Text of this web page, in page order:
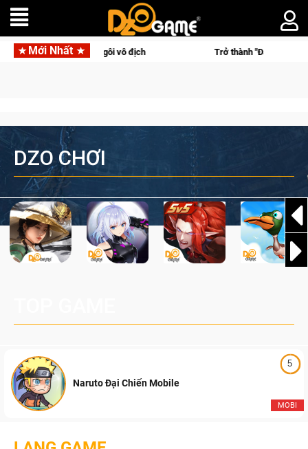
Mới Nhất
Trở thành "Đại ca Mèo" khuấy đảo thế giới ngầm trong Cat Mafia
DZO CHƠI
5
MOBI
Naruto Đại Chiến Mobile